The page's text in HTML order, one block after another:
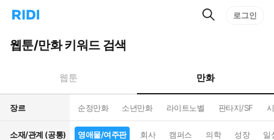
리
홈
으
턴
트
검
로그인
웹툰/만화 키워드 검색
웹툰 만화
장르 순정만화 소년만화 라이트노벨 판타지/SF
소재/관계 (공통) 영애물/여주판 회사 캠퍼스 의학 성장 일